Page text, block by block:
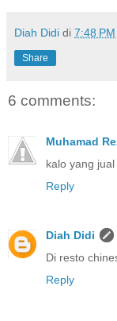
Diah Didi di 7:48 PM
Share
6 comments:
Muhamad
kalo yang
Reply
Diah Didi
Di resto
Reply